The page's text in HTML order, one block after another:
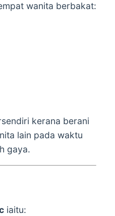
wanita berbakat:
kerana berani
lain pada waktu
gaya.
iaitu: